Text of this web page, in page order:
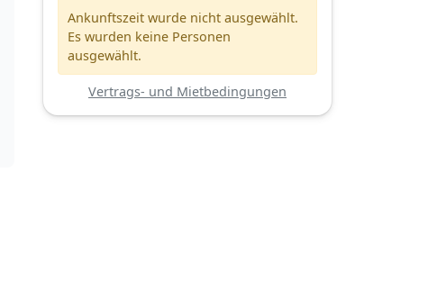
Ankunftszeit wurde nicht ausgewählt.
Es wurden keine Personen
ausgewählt.
Vertrags- und Mietbedingungen